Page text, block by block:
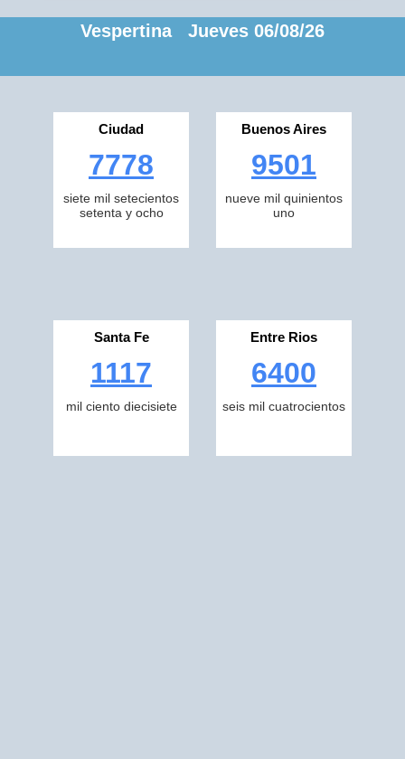
Vespertina Jueves 06/08/26
Ciudad
7778
siete mil setecientos
setenta y ocho
Buenos Aires
9501
nueve mil quinientos
uno
Santa Fe
1117
mil ciento diecisiete
Entre Rios
6400
seis mil cuatrocientos